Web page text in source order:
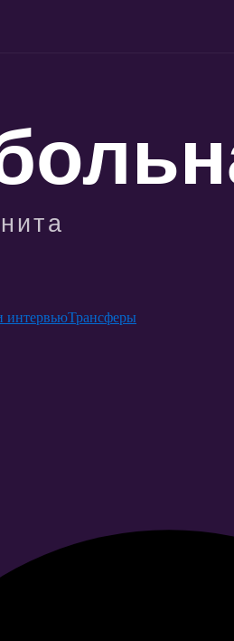
интервьюТрансферы